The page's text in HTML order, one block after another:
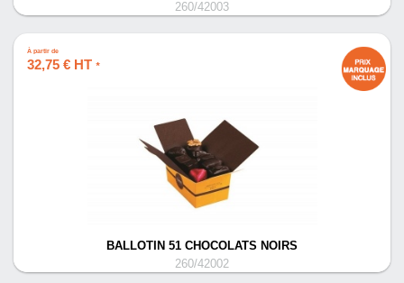
260/42003
À partir de
32,75 € HT *
BALLOTIN 51 CHOCOLATS NOIRS
260/42002